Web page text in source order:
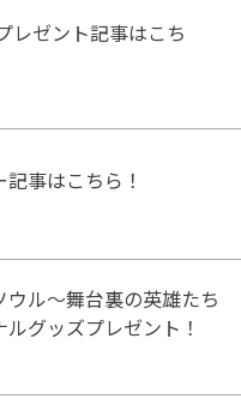
レゼント記事はこち
事はこちら！
ウル～舞台裏の英雄たち
グッズプレゼント！